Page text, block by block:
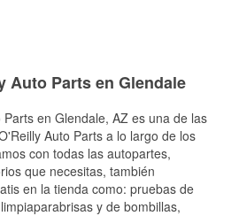
Auto Parts en Glendale
Parts en Glendale, AZ es una de las
Auto Parts a lo largo de los
con todas las autopartes,
que necesitas, también
en la tienda como: pruebas de
y de bombillas,